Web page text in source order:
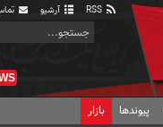
آرشیو
پیوندها بازار